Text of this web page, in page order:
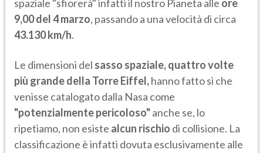
spaziale "sfiorerà" infatti il nostro Pianeta alle ore
9,00 del 4 marzo, passando a una velocità di circa
43.130 km/h.
Le dimensioni del sasso spaziale, quattro volte
più grande della Torre Eiffel,hanno fatto sì che
venisse catalogato dalla Nasa come
"potenzialmente pericoloso"anche se, lo
ripetiamo, non esiste alcun rischio di collisione. La
classificazione è infatti dovuta esclusivamente alle